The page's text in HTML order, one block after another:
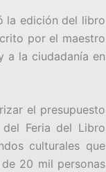
la edición del libro
por el maestro
a la ciudadanía en
el presupuesto
Feria del Libro
culturales que
20 mil personas